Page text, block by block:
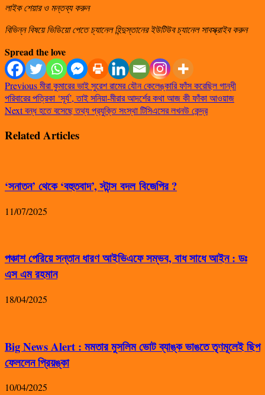
লাইক শেয়ার ও মন্তব্য করুন
বিভিন্ন বিষয়ে ভিডিয়ো পেতে চ্যানেল হিন্দুস্তানের ইউটিউব চ্যানেল সাবস্ক্রাইব করুন
Spread the love
Previousমীরা কুমারের ভাই সুরেশ রামের যৌন কেলেঙ্কারি ফাঁস করেছিল গান্ধী
পরিবারের পত্রিকা ‘সূর্য’, তাই সনিয়া-মীরার আদর্শের কথা আজ কী ফাঁকা আওয়াজ
Nextবন্ধ হতে বসেছে তথ্য প্রযুক্তি সংস্থা টিসিএসের লখনউ কেন্দ্র
Related Articles
‘সনাতন’ থেকে ‘বহুতবাদ’, স্টান্স বদল বিজেপির ?
11/07/2025
পঞ্চাশ পেরিয়ে সন্তান ধারণ আইভিএফে সম্ভব, বাধ সাধে আইন : ডঃ
এস এম রহমান
18/04/2025
Big News Alert : মমতার মুসলিম ভোট ব্যাঙ্ক ভাঙতে তৃণমূলেই ছিপ
ফেললেন প্রিয়ঙ্কা
10/04/2025